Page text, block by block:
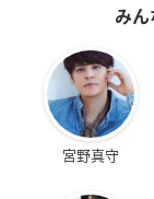
みん
宮野真守